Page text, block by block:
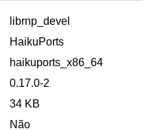
librnp_devel
HaikuPorts
haikuports_x86_64
0.17.0-2
34 KB
Não